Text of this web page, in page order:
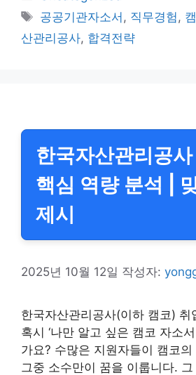
테
고
리
태
그
공공기관자소서 , 직무경험 ,
산관리공사, 합격전략
한국자산관리공사
핵심 역량 분석 |
제시
2025년 10월 12일 작성자:
한국자산관리공사(이하 캠코) 취
혹시 ‘나만 알고 싶은 캠코 자소
가요? 수많은 지원자들이 캠코
그중 소수만이 꿈을 이룹니다. 그